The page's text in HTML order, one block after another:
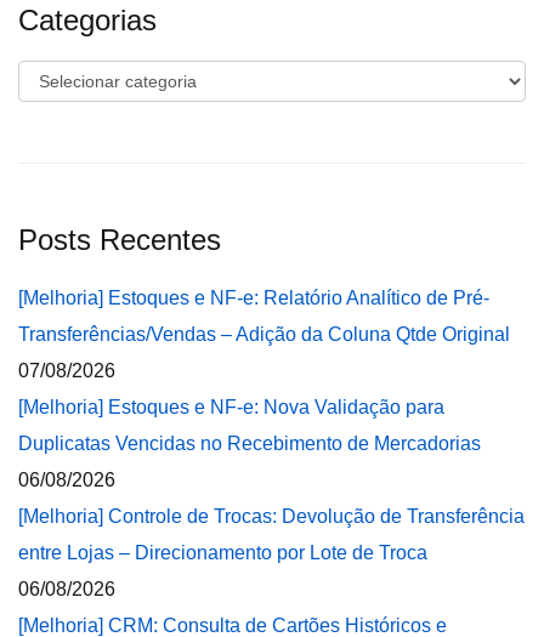
Categorias
Categorias
Posts Recentes
[Melhoria] Estoques e NF-e: Relatório Analítico de Pré-
Transferências/Vendas – Adição da Coluna Qtde Original
07/08/2026
[Melhoria] Estoques e NF-e: Nova Validação para
Duplicatas Vencidas no Recebimento de Mercadorias
06/08/2026
[Melhoria] Controle de Trocas: Devolução de Transferência
entre Lojas – Direcionamento por Lote de Troca
06/08/2026
[Melhoria] CRM: Consulta de Cartões Históricos e